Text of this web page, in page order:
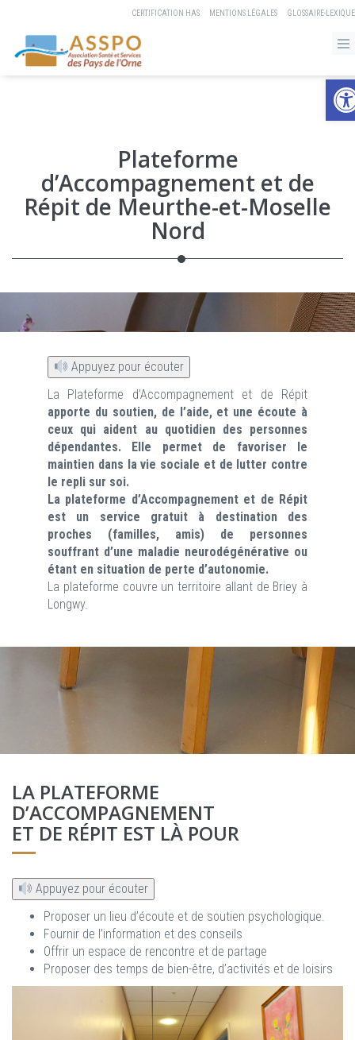
CERTIFICATION HAS MENTIONS LÉGALES GLOSSAIRE-LEXIQUE
Plateforme
d’Accompagnement et de
Répit de Meurthe-et-Moselle
Nord
Appuyez pour écouter
La Plateforme d’Accompagnement et de Répit
apporte du soutien, de l’aide, et une écoute à
ceux qui aident au quotidien des personnes
dépendantes. Elle permet de favoriser le
maintien dans la vie sociale et de lutter contre
le repli sur soi.
La plateforme d’Accompagnement et de Répit
est un service gratuit à destination des
proches (familles, amis) de personnes
souffrant d’une maladie neurodégénérative ou
étant en situation de perte d’autonomie.
La plateforme couvre un territoire allant de Briey à
Longwy.
LA PLATEFORME
D’ACCOMPAGNEMENT
ET DE RÉPIT EST LÀ POUR
Appuyez pour écouter
Proposer un lieu d’écoute et de soutien psychologique.
Fournir de l’information et des conseils
Offrir un espace de rencontre et de partage
Proposer des temps de bien-être, d’activités et de loisirs